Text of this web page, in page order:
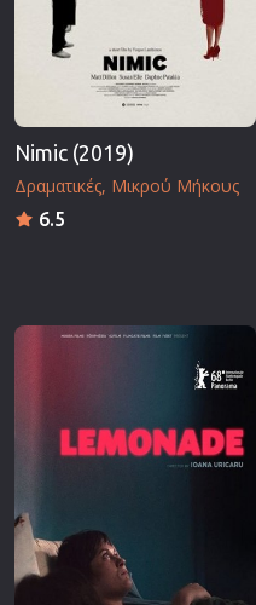
Nimic (2019)
Δραματικές Μικρού Μήκους
6.5